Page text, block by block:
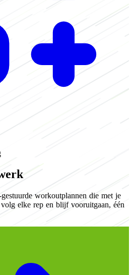
workoutplannen die met je
elke rep en blijf vooruitgaan, één